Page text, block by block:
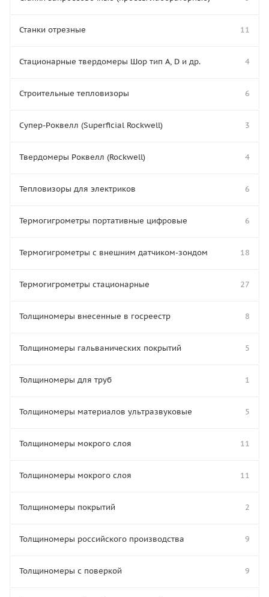
Станки отрезные 11
Стационарные твердомеры Шор тип А, D и др. 4
Строительные тепловизоры 6
Супер-Роквелл (Superficial Rockwell) 3
Твердомеры Роквелл (Rockwell) 4
Тепловизоры для электриков 6
Термогигрометры портативные цифровые 6
Термогигрометры с внешним датчиком-зондом 18
Термогигрометры стационарные 27
Толщиномеры внесенные в госреестр 8
Толщиномеры гальванических покрытий 5
Толщиномеры для труб 1
Толщиномеры материалов ультразвуковые 5
Толщиномеры мокрого слоя 11
Толщиномеры мокрого слоя 11
Толщиномеры покрытий 2
Толщиномеры российского производства 9
Толщиномеры с поверкой 9